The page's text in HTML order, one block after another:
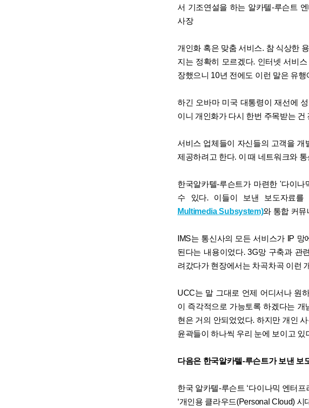
서 기조연설을 하는 알카텔-루슨트
사장
개인화 혹은 맞춤 서비스. 참 식상한
지는 정확히 모르겠다. 인터넷 서비
장했으니 10년 전에도 이런 말은 유행
하긴 오바마 미국 대통령이 재선에
이니 개인화가 다시 한번 주목받는 건
서비스 업체들이 자신들의 고객을
제공하려고 한다. 이 때 네트워크와
한국알카텔-루슨트가 마련한 '다이
수 있다. 이들이 보낸 보도자료를
Multimedia Subsystem)와 통합 커
IMS는 통신사의 모든 서비스가 IP
된다는 내용이었다. 3G망 구축과 관
려갔다가 현장에서는 차곡차곡 이런
UCC는 말 그대로 언제 어디서나 원
이 즉각적으로 가능토록 하겠다는
현은 거의 안되었었다. 하지만 개인
윤곽들이 하나씩 우리 눈에 보이고 있
다음은 한국알카텔-루슨트가 보낸 보
한국 알카텔-루슨트 ‘다이나믹 엔터프
‘개인용 클라우드(Personal Cloud) 시